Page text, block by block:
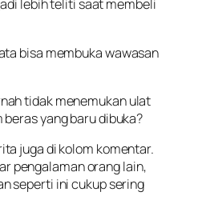
lebih teliti saat membeli
bisa membuka wawasan
tidak menemukan ulat
yang baru dibuka?
juga di kolom komentar.
pengalaman orang lain,
seperti ini cukup sering